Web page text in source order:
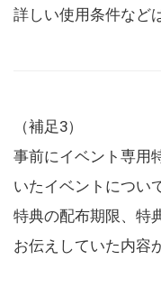
詳しい使用条件など
（補足3）
事前にイベント専用
いたイベントについ
特典の配布期限、特
お伝えしていた内容